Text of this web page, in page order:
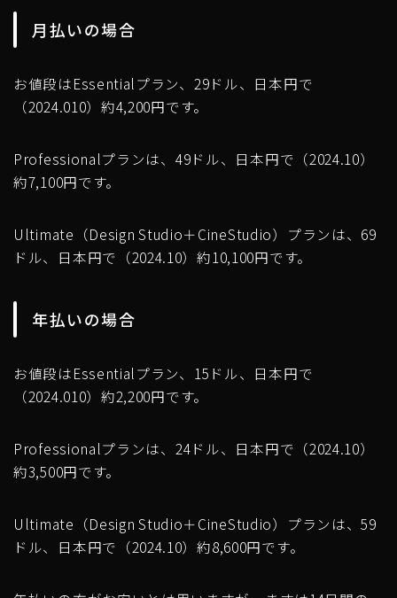
月払いの場合
お値段はEssentialプラン、29ドル、日本円で
（2024.010）約4,200円です。
Professionalプランは、49ドル、日本円で（2024.10）
約7,100円です。
Ultimate（Design Studio＋CineStudio）プランは、69
ドル、日本円で（2024.10）約10,100円です。
年払いの場合
お値段はEssentialプラン、15ドル、日本円で
（2024.010）約2,200円です。
Professionalプランは、24ドル、日本円で（2024.10）
約3,500円です。
Ultimate（Design Studio＋CineStudio）プランは、59
ドル、日本円で（2024.10）約8,600円です。